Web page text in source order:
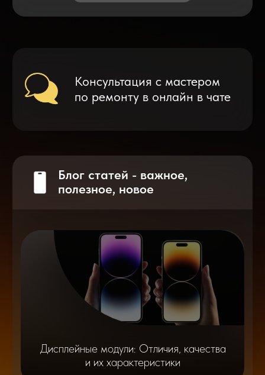
Разблокировка iPhone
на смартфоне?
Показать больше